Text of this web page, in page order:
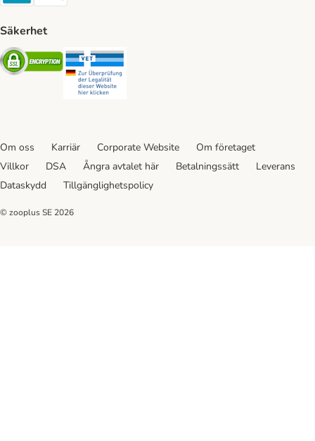
Säkerhet
Security
Om oss Karriär Corporate Website
Om företaget
Villkor
DSA Ångra avtalet här Betalningssätt
Leverans
Dataskydd
Tillgänglighetspolicy
© zooplus SE 2026